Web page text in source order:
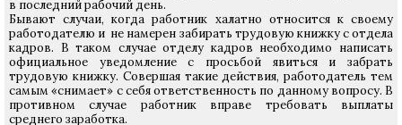
в последний рабочий день.
Бывают случаи, когда работник халатно относится к своему
работодателю и не намерен забирать трудовую книжку с отдела
кадров. В таком случае отделу кадров необходимо написать
официальное уведомление с просьбой явиться и забрать
трудовую книжку. Совершая такие действия, работодатель тем
самым «снимает» с себя ответственность по данному вопросу. В
противном случае работник вправе требовать выплаты
среднего заработка.